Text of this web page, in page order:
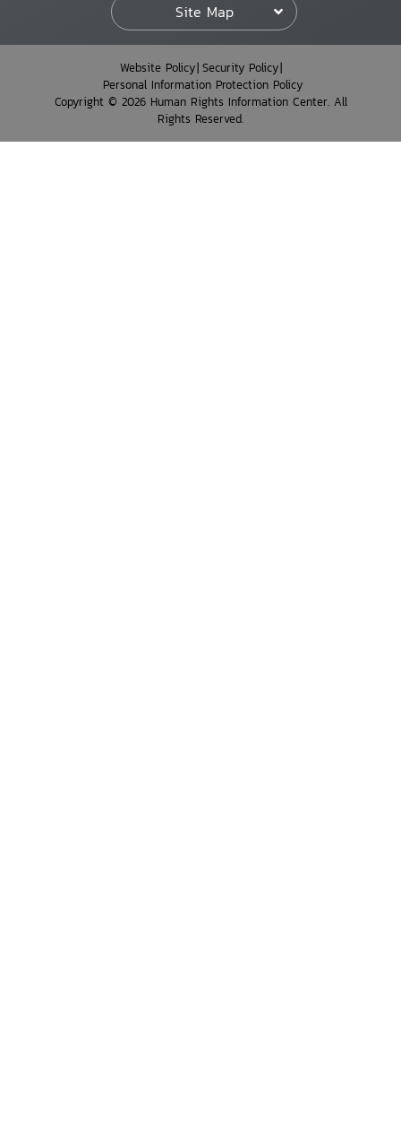
Site Map
Website Policy Security Policy
Personal Information Protection Policy
Copyright © 2026 Human Rights Information Center. All
Rights Reserved.